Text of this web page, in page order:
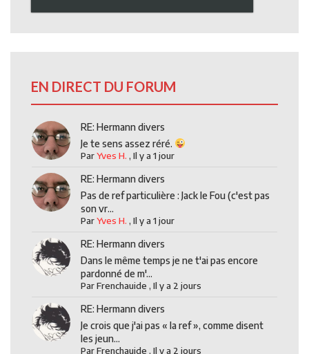
EN DIRECT DU FORUM
RE: Hermann divers
Je te sens assez réré.
ParYves H. ,Il y a 1 jour
RE: Hermann divers
Pas de ref particulière : Jack le Fou (c'est pas
son vr...
ParYves H. ,Il y a 1 jour
RE: Hermann divers
Dans le même temps je ne t'ai pas encore
pardonné de m'...
ParFrenchauide ,Il y a 2 jours
RE: Hermann divers
Je crois que j'ai pas « la ref », comme disent
les jeun...
ParFrenchauide ,Il y a 2 jours